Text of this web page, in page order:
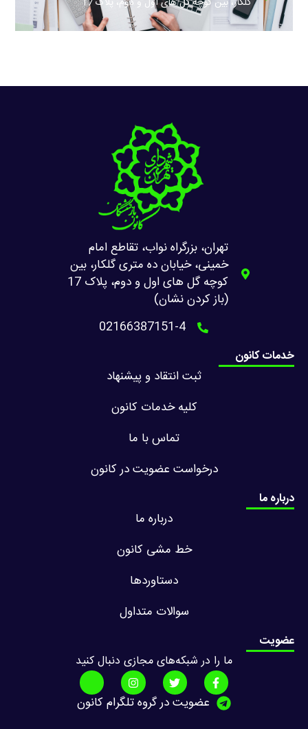
تهران، بزرگراه نواب، تقاطع امام
خمینی، خیابان ده متری گلکار، بین
کوچه گل های اول و دوم، پلاک 17
(باز کردن نشان)
02166387151-4
خدمات کانون
ثبت انتقاد و پیشنهاد
کلیه خدمات کانون
تماس با ما
درخواست عضویت در کانون
درباره ما
درباره ما
خط مشی کانون
دستاوردها
سوالات متداول
عضویت
ما را در شبکه‌های مجازی دنبال کنید
عضویت در گروه تلگرام کانون